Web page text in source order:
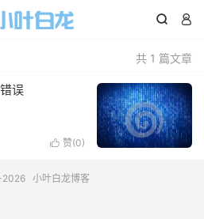
 
共 1 篇文章
误
 赞(0)
小叶白龙博客